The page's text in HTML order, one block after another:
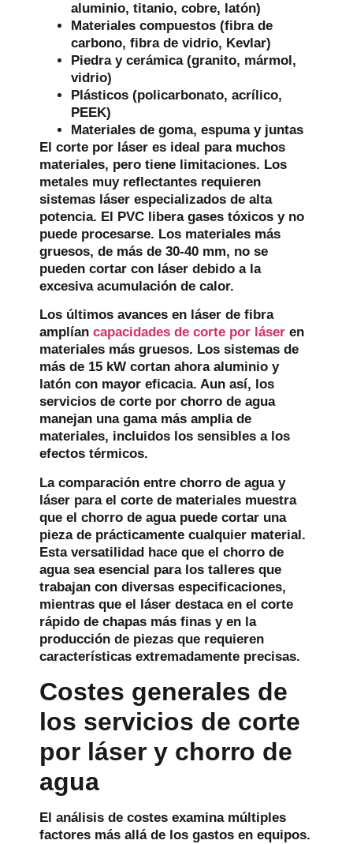
aluminio, titanio, cobre, latón)
Materiales compuestos (fibra de
carbono, fibra de vidrio, Kevlar)
Piedra y cerámica (granito, mármol,
vidrio)
Plásticos (policarbonato, acrílico,
PEEK)
Materiales de goma, espuma y juntas
El corte por láser es ideal para muchos
materiales, pero tiene limitaciones. Los
metales muy reflectantes requieren
sistemas láser especializados de alta
potencia. El PVC libera gases tóxicos y no
puede procesarse. Los materiales más
gruesos, de más de 30-40 mm, no se
pueden cortar con láser debido a la
excesiva acumulación de calor.
Los últimos avances en láser de fibra
amplían capacidades de corte por láser en
materiales más gruesos. Los sistemas de
más de 15 kW cortan ahora aluminio y
latón con mayor eficacia. Aun así, los
servicios de corte por chorro de agua
manejan una gama más amplia de
materiales, incluidos los sensibles a los
efectos térmicos.
La comparación entre chorro de agua y
láser para el corte de materiales muestra
que el chorro de agua puede cortar una
pieza de prácticamente cualquier material.
Esta versatilidad hace que el chorro de
agua sea esencial para los talleres que
trabajan con diversas especificaciones,
mientras que el láser destaca en el corte
rápido de chapas más finas y en la
producción de piezas que requieren
características extremadamente precisas.
Costes generales de
los servicios de corte
por láser y chorro de
agua
El análisis de costes examina múltiples
factores más allá de los gastos en equipos.